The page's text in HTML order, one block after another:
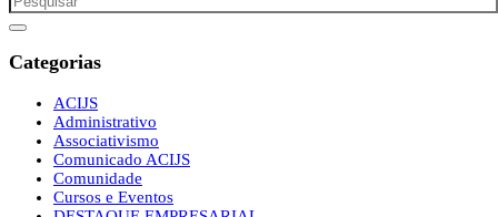
Categorias
ACIJS
Administrativo
Associativismo
Comunicado ACIJS
Comunidade
Cursos e Eventos